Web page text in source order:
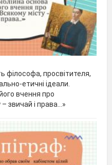
філософа, просвітителя,
етичні ідеали.
вчення про
звичай і права…»